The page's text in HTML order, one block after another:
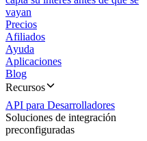
vayan
Precios
Afiliados
Ayuda
Aplicaciones
Blog
Recursos
API para Desarrolladores
Soluciones de integración
preconfiguradas